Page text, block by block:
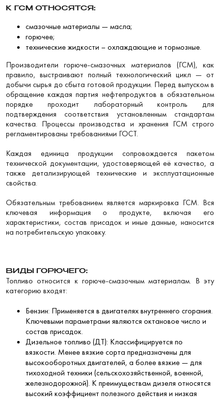
К ГСМ ОТНОСЯТСЯ:
смазочные материалы — масла;
горючее;
технические жидкости – охлаждающие и тормозные.
Производители горюче-смазочных материалов (ГСМ), как
правило, выстраивают полный технологический цикл — от
добычи сырья до сбыта готовой продукции. Перед выпуском в
обращение каждая партия нефтепродуктов в обязательном
порядке проходит лабораторный контроль для
подтверждения соответствия установленным стандартам
качества. Процессы производства и хранения ГСМ строго
регламентированы требованиями ГОСТ.
Каждая единица продукции сопровождается пакетом
технической документации, удостоверяющей её качество, а
также детализирующей технические и эксплуатационные
свойства.
Обязательным требованием является маркировка ГСМ. Вся
ключевая информация о продукте, включая его
характеристики, состав присадок и иные данные, наносится
на потребительскую упаковку.
ВИДЫ ГОРЮЧЕГО:
Топливо относится к горюче-смазочным материалам. В эту
категорию входят:
Бензин: Применяется в двигателях внутреннего сгорания.
Ключевыми параметрами являются октановое число и
состав присадок.
Дизельное топливо (ДТ): Классифицируется по
вязкости. Менее вязкие сорта предназначены для
высокооборотных двигателей, а более вязкие — для
тихоходной техники (сельскохозяйственной, военной,
железнодорожной). К преимуществам дизеля относятся
высокий коэффициент полезного действия и низкая